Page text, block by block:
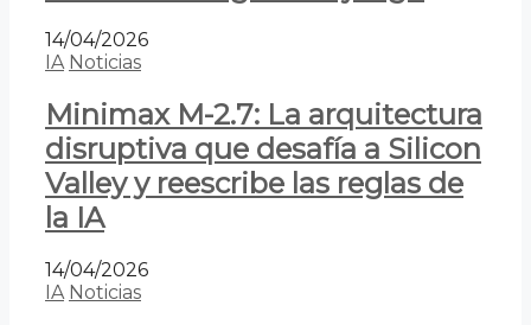
14/04/2026
IA Noticias
Minimax M-2.7: La arquitectura
disruptiva que desafía a Silicon
Valley y reescribe las reglas de
la IA
14/04/2026
IA Noticias